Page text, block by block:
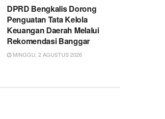
DPRD Bengkalis Dorong
Penguatan Tata Kelola
Keuangan Daerah Melalui
Rekomendasi Banggar
MINGGU, 2 AGUSTUS 2026